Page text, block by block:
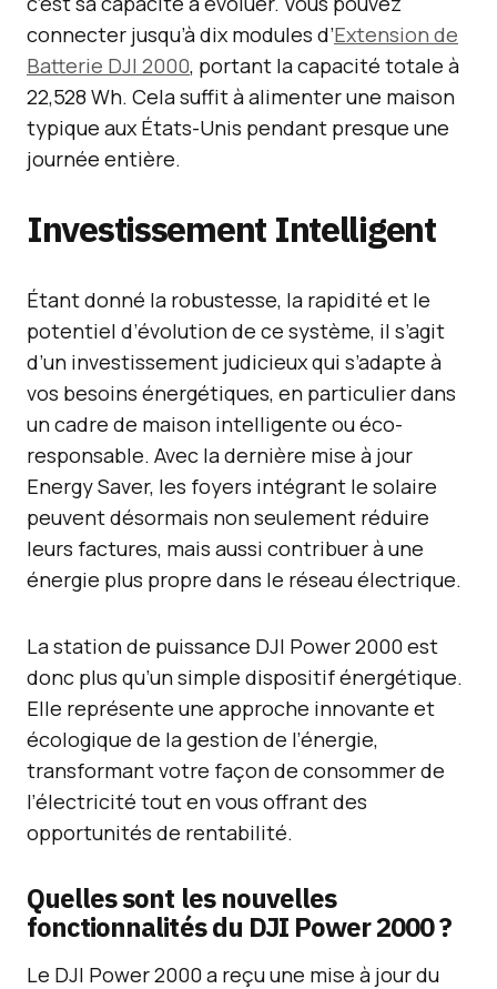
connecter jusqu’à dix modules d’Extension de
Batterie DJI 2000, portant la capacité totale à
22,528 Wh. Cela suffit à alimenter une maison
typique aux États-Unis pendant presque une
journée entière.
Investissement Intelligent
Étant donné la robustesse, la rapidité et le
potentiel d’évolution de ce système, il s’agit
d’un investissement judicieux qui s’adapte à
vos besoins énergétiques, en particulier dans
un cadre de maison intelligente ou éco-
responsable. Avec la dernière mise à jour
Energy Saver, les foyers intégrant le solaire
peuvent désormais non seulement réduire
leurs factures, mais aussi contribuer à une
énergie plus propre dans le réseau électrique.
La station de puissance DJI Power 2000 est
donc plus qu’un simple dispositif énergétique.
Elle représente une approche innovante et
écologique de la gestion de l’énergie,
transformant votre façon de consommer de
l’électricité tout en vous offrant des
opportunités de rentabilité.
Quelles sont les nouvelles
fonctionnalités du DJI Power 2000 ?
Le DJI Power 2000 a reçu une mise à jour du